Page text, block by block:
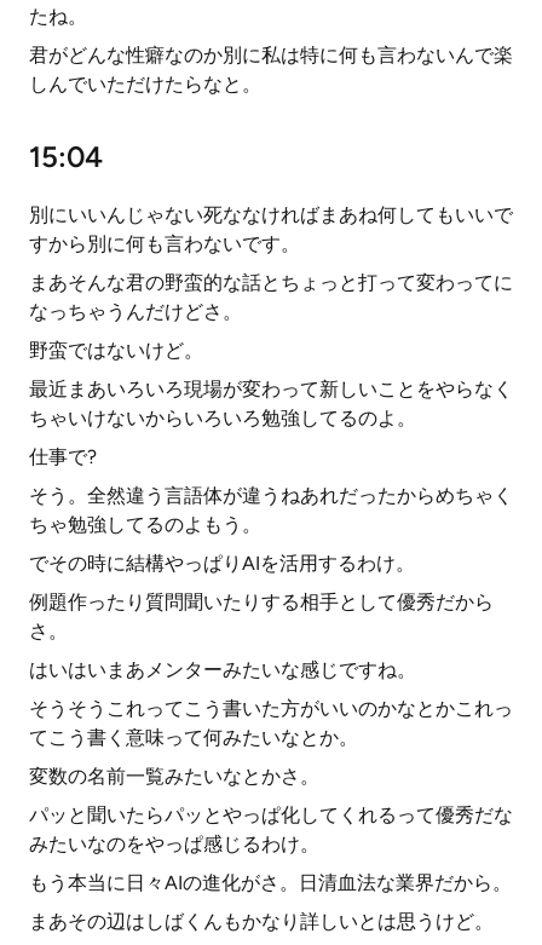
たね。
君がどんな性癖なのか別に私は特に何も言わないんで楽
しんでいただけたらなと。
15:04
別にいいんじゃない死ななければまあね何してもいいで
すから別に何も言わないです。
まあそんな君の野蛮的な話とちょっと打って変わってに
なっちゃうんだけどさ。
野蛮ではないけど。
最近まあいろいろ現場が変わって新しいことをやらなく
ちゃいけないからいろいろ勉強してるのよ。
仕事で?
そう。全然違う言語体が違うねあれだったからめちゃく
ちゃ勉強してるのよもう。
でその時に結構やっぱりAIを活用するわけ。
例題作ったり質問聞いたりする相手として優秀だから
さ。
はいはいまあメンターみたいな感じですね。
そうそうこれってこう書いた方がいいのかなとかこれっ
てこう書く意味って何みたいなとか。
変数の名前一覧みたいなとかさ。
パッと聞いたらパッとやっぱ化してくれるって優秀だな
みたいなのをやっぱ感じるわけ。
もう本当に日々AIの進化がさ。日清血法な業界だから。
まあその辺はしばくんもかなり詳しいとは思うけど。